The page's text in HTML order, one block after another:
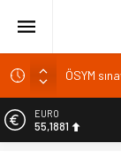
ÖSYM
BAL Ligi
TFF 2026
EURO
55,1881